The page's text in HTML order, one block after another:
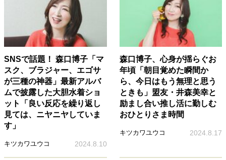
SNSで話題！ 森口博子「マ
スク、ブラジャー、エゴサ
が三種の神器」最新アルバ
ムで披露した大胆水着ショ
ット「良い反応を繰り返し
見ては、ニヤニヤしていま
す」
キツカワユウコ 2024.8.10
森口博子、心身が揺らぐお
年頃「朝目覚めた瞬間か
ら、今日はもう無理と思う
ときも」盟友・井森美幸と
励まし合い推し活に勤しむ
おひとりさま時間
キツカワユウコ 2024.8.17